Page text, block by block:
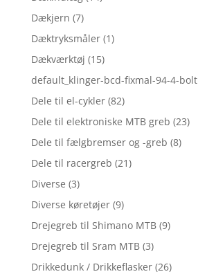
Dækjern (7)
Dæktryksmåler (1)
Dækværktøj (15)
default_klinger-bcd-fixmal-94-4-bolt
Dele til el-cykler (82)
Dele til elektroniske MTB greb (23)
Dele til fælgbremser og -greb (8)
Dele til racergreb (21)
Diverse (3)
Diverse køretøjer (9)
Drejegreb til Shimano MTB (9)
Drejegreb til Sram MTB (3)
Drikkedunk / Drikkeflasker (26)